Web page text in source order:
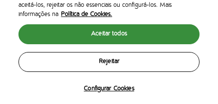
Legal
aceitá-los, rejeitar os não essenciais ou configurá-los. Mais
informações na Política de Cookies.
Configurar Cookies
Rejeitar
Aceitar todos